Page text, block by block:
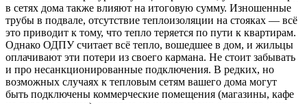
в сетях дома также влияют на итоговую сумму. Изношенные
трубы в подвале, отсутствие теплоизоляции на стояках — всё
это приводит к тому, что тепло теряется по пути к квартирам.
Однако ОДПУ считает всё тепло, вошедшее в дом, и жильцы
оплачивают эти потери из своего кармана. Не стоит забывать
и про несанкционированные подключения. В редких, но
возможных случаях к тепловым сетям вашего дома могут
быть подключены коммерческие помещения (магазины, кафе